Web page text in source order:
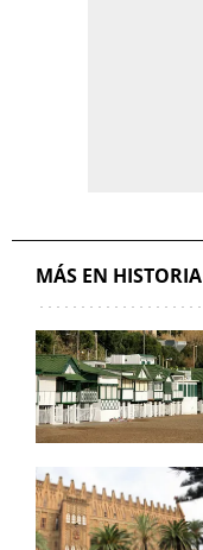
MÁS EN HISTORIA